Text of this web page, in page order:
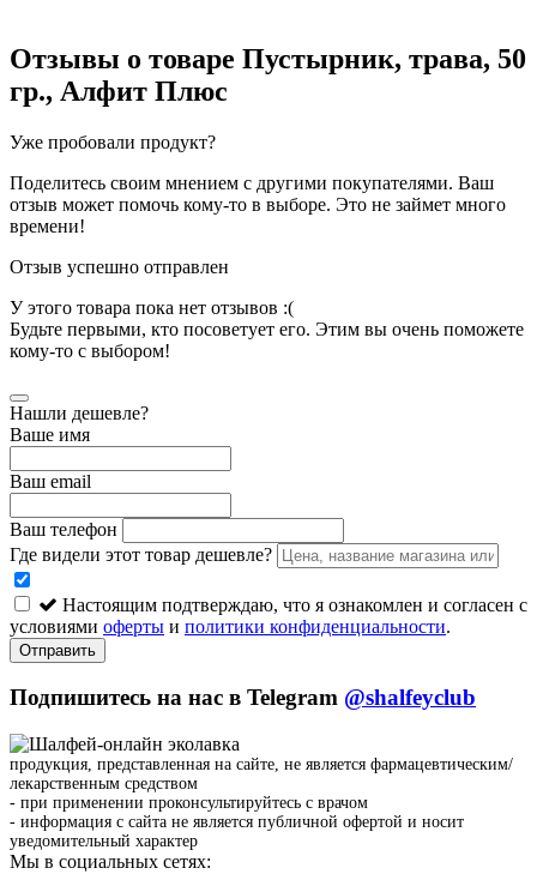
Отзывы о товаре Пустырник, трава, 50
гр., Алфит Плюс
Уже пробовали продукт?
Поделитесь своим мнением с другими покупателями. Ваш
отзыв может помочь кому-то в выборе. Это не займет много
времени!
Отзыв успешно отправлен
У этого товара пока нет отзывов :(
Будьте первыми, кто посоветует его. Этим вы очень поможете
кому-то с выбором!
Нашли дешевле?
Ваше имя
Ваш email
Ваш телефон
Где видели этот товар дешевле?
Настоящим подтверждаю, что я ознакомлен и согласен с
условиями оферты и политики конфиденциальности.
Отправить
Подпишитесь на нас в Telegram @shalfeyclub
продукция, представленная на сайте, не является фармацевтическим/
лекарственным средством
- при применении проконсультируйтесь с врачом
- информация с сайта не является публичной офертой и носит
уведомительный характер
Мы в социальных сетях: